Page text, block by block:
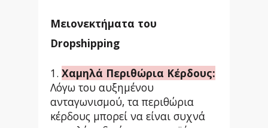
Μειονεκτήματα του
Dropshipping
1. Χαμηλά Περιθώρια Κέρδους:
Λόγω του αυξημένου
ανταγωνισμού, τα περιθώρια
κέρδους μπορεί να είναι συχνά